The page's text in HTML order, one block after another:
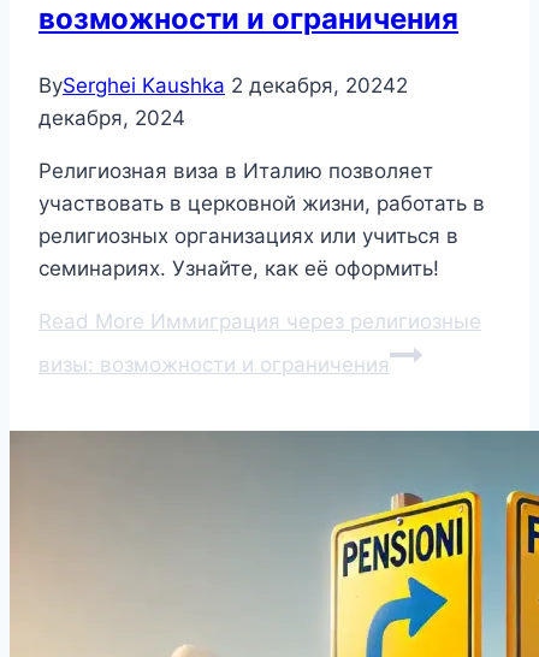
возможности и ограничения
BySerghei Kaushka 2 декабря, 20242
декабря, 2024
Религиозная виза в Италию позволяет
участвовать в церковной жизни, работать в
религиозных организациях или учиться в
семинариях. Узнайте, как её оформить!
Read More Иммиграция через религиозные
визы: возможности и ограничения